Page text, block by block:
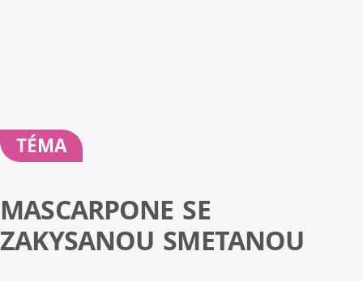
TÉMA
MASCARPONE SE
ZAKYSANOU SMETANOU